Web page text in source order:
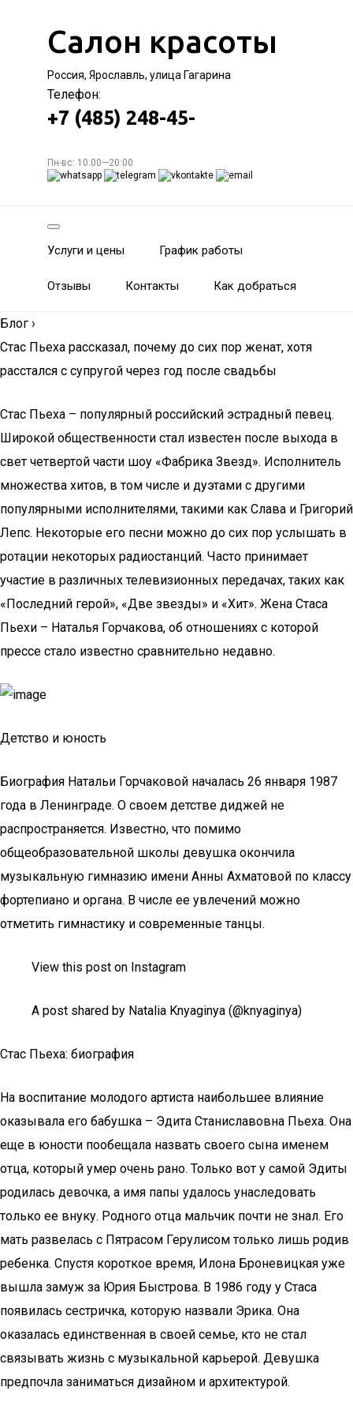
Салон красоты
Россия, Ярославль, улица Гагарина
Телефон:
+7 (485) 248-45-
Пн-вс: 10:00—20:00
Услуги и цены График работы
Отзывы Контакты Как добраться
Блог ›
Стас Пьеха рассказал, почему до сих пор женат, хотя
расстался с супругой через год после свадьбы
Стас Пьеха – популярный российский эстрадный певец.
Широкой общественности стал известен после выхода в
свет четвертой части шоу «Фабрика Звезд». Исполнитель
множества хитов, в том числе и дуэтами с другими
популярными исполнителями, такими как Слава и Григорий
Лепс. Некоторые его песни можно до сих пор услышать в
ротации некоторых радиостанций. Часто принимает
участие в различных телевизионных передачах, таких как
«Последний герой», «Две звезды» и «Хит». Жена Стаса
Пьехи – Наталья Горчакова, об отношениях с которой
прессе стало известно сравнительно недавно.
Детство и юность
Биография Натальи Горчаковой началась 26 января 1987
года в Ленинграде. О своем детстве диджей не
распространяется. Известно, что помимо
общеобразовательной школы девушка окончила
музыкальную гимназию имени Анны Ахматовой по классу
фортепиано и органа. В числе ее увлечений можно
отметить гимнастику и современные танцы.
View this post on Instagram
A post shared by Natalia Knyaginya (@knyaginya)
Стас Пьеха: биография
На воспитание молодого артиста наибольшее влияние
оказывала его бабушка – Эдита Станиславовна Пьеха. Она
еще в юности пообещала назвать своего сына именем
отца, который умер очень рано. Только вот у самой Эдиты
родилась девочка, а имя папы удалось унаследовать
только ее внуку. Родного отца мальчик почти не знал. Его
мать развелась с Пятрасом Герулисом только лишь родив
ребенка. Спустя короткое время, Илона Броневицкая уже
вышла замуж за Юрия Быстрова. В 1986 году у Стаса
появилась сестричка, которую назвали Эрика. Она
оказалась единственная в своей семье, кто не стал
связывать жизнь с музыкальной карьерой. Девушка
предпочла заниматься дизайном и архитектурой.